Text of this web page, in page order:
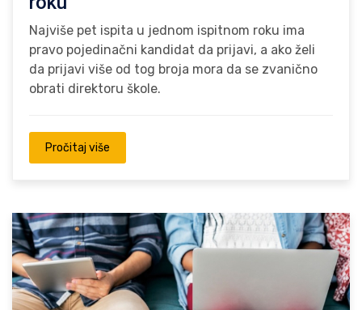
Najviše pet ispita u jednom ispitnom roku ima
pravo pojedinačni kandidat da prijavi, a ako želi
da prijavi više od tog broja mora da se zvanično
obrati direktoru škole.
Pročitaj više